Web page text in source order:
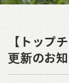
【トップ
更新のお